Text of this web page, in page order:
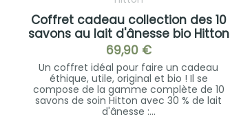
Coffret cadeau collection des 10
savons au lait d'ânesse bio Hitton
69,90 €
Un coffret idéal pour faire un cadeau
éthique, utile, original et bio ! Il se
compose de la gamme complète de 10
savons de soin Hitton avec 30 % de lait
d'ânesse :...